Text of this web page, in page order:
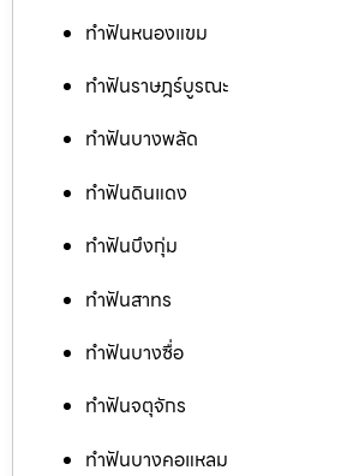
ทำฟันหนองแขม
ทำฟันราษฎร์บูรณะ
ทำฟันบางพลัด
ทำฟันดินแดง
ทำฟันบึงกุ่ม
ทำฟันสาทร
ทำฟันบางซื่อ
ทำฟันจตุจักร
ทำฟันบางคอแหลม